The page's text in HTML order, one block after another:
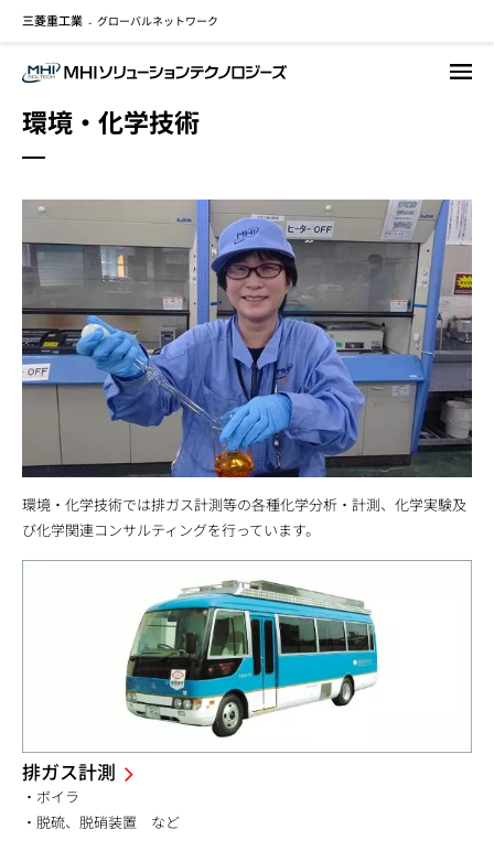
三菱重工業 - グローバルネットワーク
環境・化学技術
環境・化学技術では排ガス計測等の各種化学分析・計測、化学実験及
び化学関連コンサルティングを行っています。
排ガス計測
・ボイラ
・脱硫、脱硝装置 など